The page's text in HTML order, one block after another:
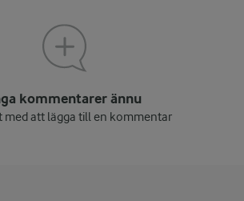
kommentarer ännu
med att lägga till en kommentar